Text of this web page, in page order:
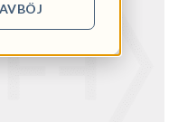
AVBÖJ